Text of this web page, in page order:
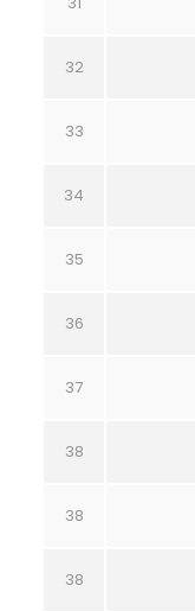
32
33
34
35
36
37
38
38
38